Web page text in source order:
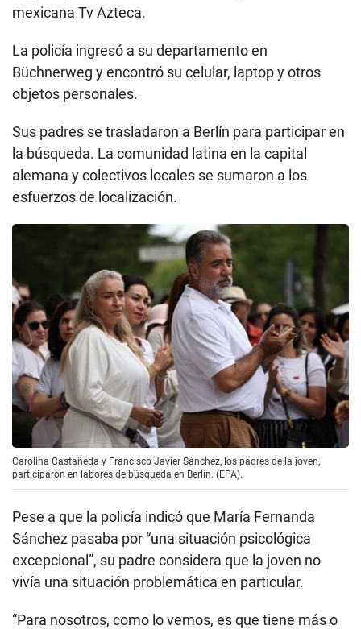
mexicana Tv Azteca.
La policía ingresó a su departamento en
Büchnerweg y encontró su celular, laptop y otros
objetos personales.
Sus padres se trasladaron a Berlín para participar en
la búsqueda. La comunidad latina en la capital
alemana y colectivos locales se sumaron a los
esfuerzos de localización.
Carolina Castañeda y Francisco Javier Sánchez, los padres de la joven,
participaron en labores de búsqueda en Berlín. (EPA).
Pese a que la policía indicó que María Fernanda
Sánchez pasaba por “una situación psicológica
excepcional”, su padre considera que la joven no
vivía una situación problemática en particular.
“Para nosotros, como lo vemos, es que tiene más o